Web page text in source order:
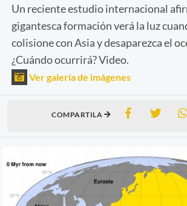
Un reciente estudio internacional
gigantesca formación verá la luz
colisione con Asia y desaparezca el
¿Cuándo ocurrirá? Video.
Ver galería de imágenes
COMPARTILA